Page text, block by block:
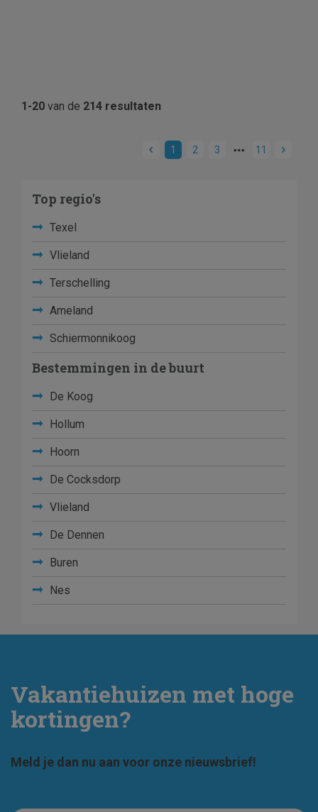
1-20 van de 214 resultaten
1 2 3 11
Top regio's
Texel
Vlieland
Terschelling
Ameland
Schiermonnikoog
Bestemmingen in de buurt
De Koog
Hollum
Hoorn
De Cocksdorp
Vlieland
De Dennen
Buren
Nes
Vakantiehuizen met hoge
kortingen?
Meld je dan nu aan voor onze nieuwsbrief!